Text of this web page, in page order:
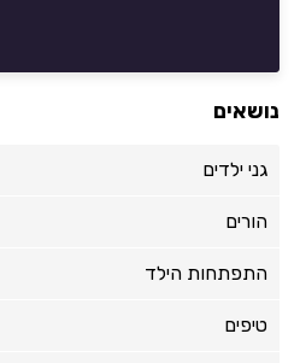
נושאים
גני ילדים
הורים
התפתחות הילד
טיפים